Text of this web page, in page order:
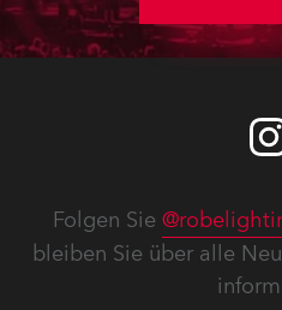
Folgen Sie
bleiben Sie über alle